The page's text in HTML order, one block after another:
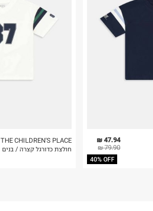
THE CHILDREN'S PLACE
חולצת כדורגל קצרה / בנים
47.94 ₪
79.90 ₪
40% OFF